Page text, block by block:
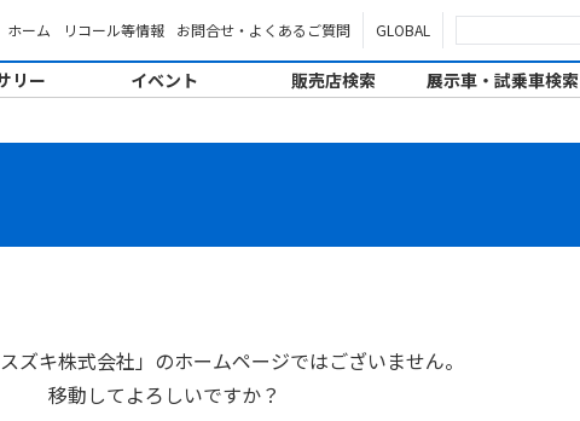
ホーム リコール等情報 お問合せ・よくあるご質問 GLOBAL
リー イベント 販売店検索 展示車・試乗車検索
ズキ株式会社」のホームページではございません。
移動してよろしいですか？